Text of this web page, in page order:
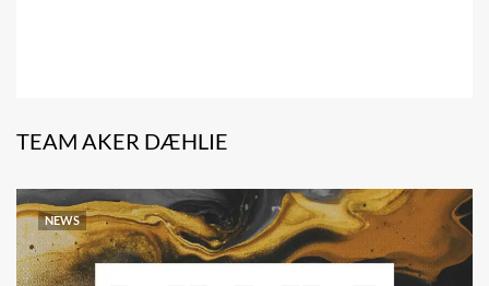
TEAM AKER DÆHLIE
NEWS